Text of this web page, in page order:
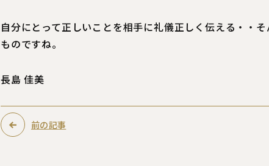
自分にとって正しいことを相手に礼儀正しく伝える・・
ものですね。
長島 佳美
前の記事